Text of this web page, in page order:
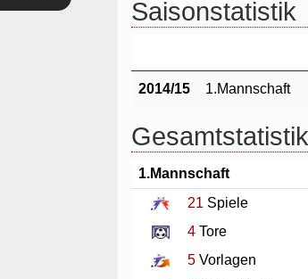
Saisonstatistik
2014/15 1.Mannschaft
Gesamtstatistik
1.Mannschaft
21 Spiele
4 Tore
5 Vorlagen